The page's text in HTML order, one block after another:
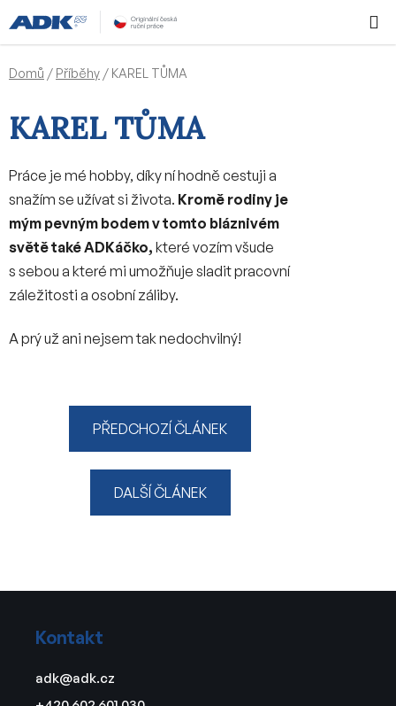
na
obsah
KOŠÍK
Domů / Příběhy / KAREL TŮMA
KAREL TŮMA
Práce je mé hobby, díky ní hodně cestuji a
snažím se užívat si života. Kromě rodiny je
mým pevným bodem v tomto bláznivém
světě také ADKáčko, které vozím všude
s sebou a které mi umožňuje sladit pracovní
záležitosti a osobní záliby.
A prý už ani nejsem tak nedochvilný!
PŘEDCHOZÍ ČLÁNEK
DALŠÍ ČLÁNEK
Kontakt
adk@adk.cz